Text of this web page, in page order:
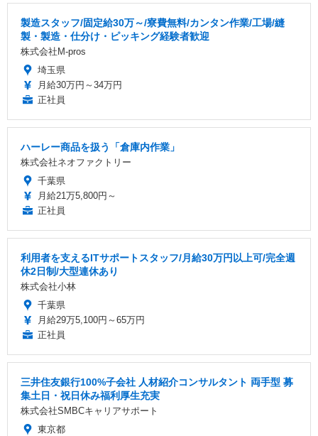
製造スタッフ/固定給30万～/寮費無料/カンタン作業/工場/縫
製・製造・仕分け・ピッキング経験者歓迎
株式会社M-pros
埼玉県
月給30万円～34万円
正社員
ハーレー商品を扱う「倉庫内作業」
株式会社ネオファクトリー
千葉県
月給21万5,800円～
正社員
利用者を支えるITサポートスタッフ/月給30万円以上可/完全週
休2日制/大型連休あり
株式会社小林
千葉県
月給29万5,100円～65万円
正社員
三井住友銀行100%子会社 人材紹介コンサルタント 両手型 募
集土日・祝日休み福利厚生充実
株式会社SMBCキャリアサポート
東京都